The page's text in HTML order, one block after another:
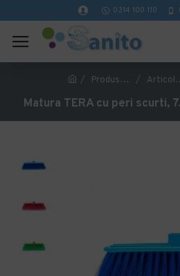
0314 100 110
Produse de curatenie profesionale Articole de menaj si uz casnic
Matura TERA cu peri scurti,